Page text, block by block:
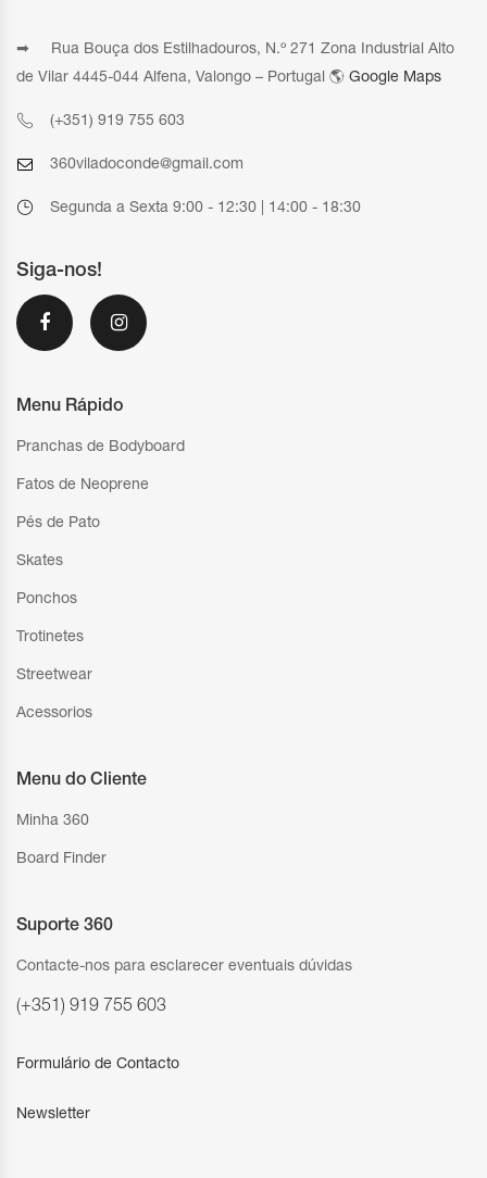
➡ Rua Bouça dos Estilhadouros, N.º 271 Zona Industrial Alto
de Vilar 4445-044 Alfena, Valongo – Portugal 🌎 Google Maps
(+351) 919 755 603
360viladoconde@gmail.com
Segunda a Sexta 9:00 - 12:30 | 14:00 - 18:30
Siga-nos!
Menu Rápido
Pranchas de Bodyboard
Fatos de Neoprene
Pés de Pato
Skates
Ponchos
Trotinetes
Streetwear
Acessorios
Menu do Cliente
Minha 360
Board Finder
Suporte 360
Contacte-nos para esclarecer eventuais dúvidas
(+351) 919 755 603
Formulário de Contacto
Newsletter